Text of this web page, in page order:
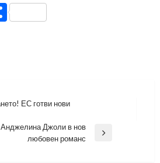
Share
ЕС готви нови
Джоли в нов
любовен романс